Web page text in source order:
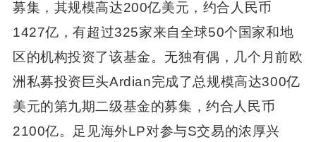
募集，其规模高达200亿美元，约合人民币
1427亿，有超过325家来自全球50个国家和地
区的机构投资了该基金。无独有偶，几个月前欧
洲私募投资巨头Ardian完成了总规模高达300亿
美元的第九期二级基金的募集，约合人民币
2100亿。足见海外LP对参与S交易的浓厚兴